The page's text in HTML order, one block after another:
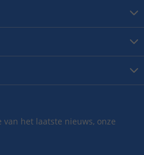
het laatste nieuws, onze